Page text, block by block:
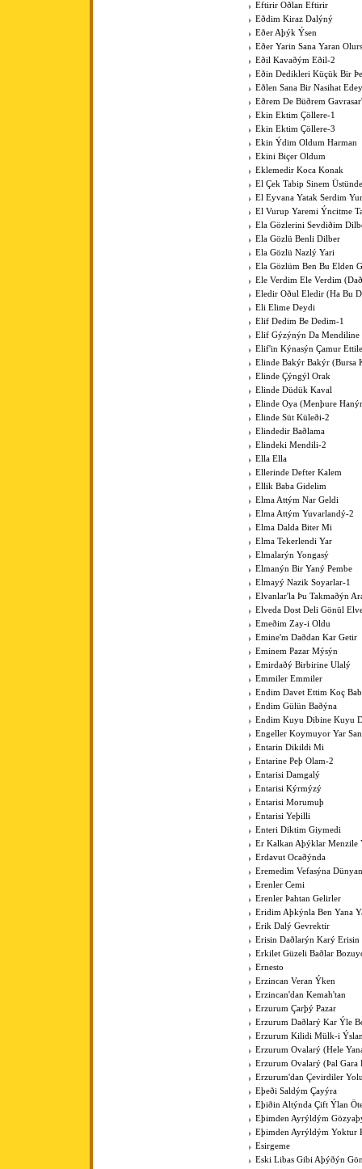
Eftirir Oðlan Eftirir
Eðdim Kiraz Dalýný
Eðer Aþýk Ýsen
Eðer Yarin Sana Yaran
Eðil Kavaðým Eðil-2
Eðin Dedikleri Küçük Bir
Eðlen Sana Bir Nasihat
Eðrem De Büðrem
Ekin Ektim Çöllere-1
Ekin Ektim Çöllere-3
Ekin Ýdim Oldum Harman
Ekini Biçer Oldum
Eklemedir Koca Konak
El Çek Tabip Sinem
El Eyvana Yatak Serdim
El Vurup Yaremi Ýncitme
Ela Gözlerini Sevdiðim
Ela Gözlü Benli Dilber
Ela Gözlü Nazlý Yari
Ela Gözlüm Ben Bu Elden
Ele Verdim Ele Verdim
Eledir Oðul Eledir (Ha Bu
Eli Elime Deydi
Elif Dedim Be Dedim-1
Elif Gýzýnýn Da Mendiline
Elif'in Kýnasýn Çamur
Elinde Bakýr Bakýr (Bursa
Elinde Çýngýl Orak
Elinde Düdük Kaval
Elinde Oya (Menþure
Elinde Süt Küleði-2
Elindedir Baðlama
Elindeki Mendili-2
Ella Ella
Ellerinde Defter Kalem
Ellik Baba Gidelim
Elma Attým Nar Geldi
Elma Attým Yuvarlandý-2
Elma Dalda Biter Mi
Elma Tekerlendi Yar
Elmalarýn Yongasý
Elmanýn Bir Yaný Pembe
Elmayý Nazik Soyarlar-1
Elvanlar'la Þu Takmaðýn
Elveda Dost Deli Gönül
Emeðim Zay-i Oldu
Emine'm Daðdan Kar Getir
Eminem Pazar Mýsýn
Emirdaðý Birbirine Ulalý
Emmiler Emmiler
Endim Davet Ettim Koç
Endim Gülün Baðýna
Endim Kuyu Dibine Kuyu
Engeller Koymuyor Yar
Entarin Dikildi Mi
Entarine Peþ Olam-2
Entarisi Damgalý
Entarisi Kýrmýzý
Entarisi Morumuþ
Entarisi Yeþilli
Enteri Diktim Giymedi
Er Kalkan Aþýklar Menzile
Erdavut Ocaðýnda
Eremedim Vefasýna
Erenler Cemi
Erenler Þahtan Gelirler
Eridim Aþkýnla Ben Yana
Erik Dalý Gevrektir
Erisin Daðlarýn Karý Erisin
Erkilet Güzeli Baðlar
Ernesto
Erzincan Veran Ýken
Erzincan'dan Kemah'tan
Erzurum Çarþý Pazar
Erzurum Daðlarý Kar Ýle
Erzurum Kilidi Mülk-i
Erzurum Ovalarý (Hele
Erzurum Ovalarý (Þal Gara
Erzurum'dan Çevirdiler
Eþeði Saldým Çayýra
Eþiðin Altýnda Çift Ýlan
Eþimden Ayrýldým
Eþimden Ayrýldým Yoktur
Esirgeme
Eski Libas Gibi Aþýðýn